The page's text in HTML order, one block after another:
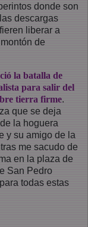
donde son
descargas
liberar a
de
la batalla de
para salir del
tierra firme.
que se deja
la hoguera
y su amigo de la
me sacudo de
en la plaza de
San Pedro
todas estas